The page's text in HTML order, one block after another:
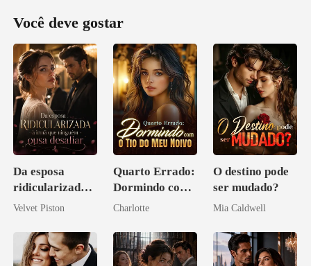
Você deve gostar
Da esposa
ridicularizada à
irmã que
desafiar
Velvet Piston
Quarto Errado:
Dormindo com
o Tio do Meu
Charlotte
O destino pode
ser mudado?
Mia Caldwell